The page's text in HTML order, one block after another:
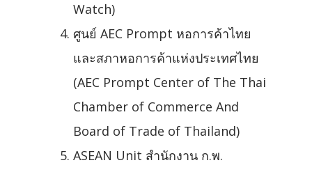
Watch)
ศูนย์ AEC Prompt หอการค้าไทย
และสภาหอการค้าแห่งประเทศไทย
(AEC Prompt Center of The Thai
Chamber of Commerce And
Board of Trade of Thailand)
ASEAN Unit สำนักงาน ก.พ.